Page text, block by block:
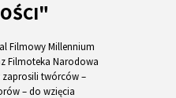
Filmowy Millennium
Filmoteka Narodowa
twórców –
– do wzięcia